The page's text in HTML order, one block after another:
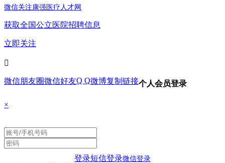
微信关注康强医疗人才网
获取全国公立医院招聘信息
立即关注

微信朋友圈微信好友Q Q微博复制链接个人会员登录
×
登录短信登录微信登录